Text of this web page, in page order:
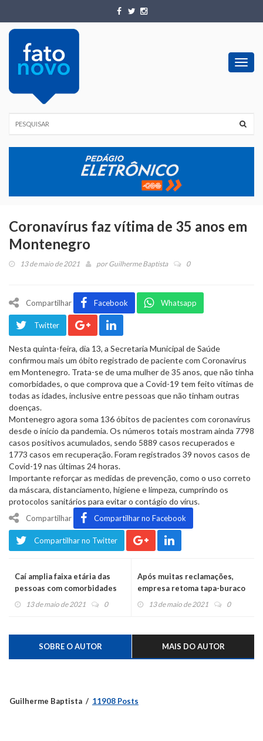
Coronavírus faz vítima de 35 anos em
Montenegro
13 de maio de 2021 porGuilherme Baptista 0
Compartilhar Facebook Whatsapp
Twitter
Nesta quinta-feira, dia 13, a Secretaria Municipal de Saúde
confirmou mais um óbito registrado de paciente com Coronavírus
em Montenegro. Trata-se de uma mulher de 35 anos, que não tinha
comorbidades, o que comprova que a Covid-19 tem feito vítimas de
todas as idades, inclusive entre pessoas que não tinham outras
doenças.
Montenegro agora soma 136 óbitos de pacientes com coronavírus
desde o início da pandemia. Os números totais mostram ainda 7798
casos positivos acumulados, sendo 5889 casos recuperados e
1773 casos em recuperação. Foram registrados 39 novos casos de
Covid-19 nas últimas 24 horas.
Importante reforçar as medidas de prevenção, como o uso correto
da máscara, distanciamento, higiene e limpeza, cumprindo os
protocolos sanitários para evitar o contágio do vírus.
Compartilhar Compartilhar no Facebook
Compartilhar no Twitter
Caí amplia faixa etária das
pessoas com comorbidades
para a vacinação contra o
13 de maio de 2021 0
Após muitas reclamações,
empresa retoma tapa-buraco
na RSC 287
13 de maio de 2021 0
SOBRE O AUTOR MAIS DO AUTOR
Guilherme Baptista 11908 Posts